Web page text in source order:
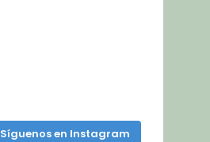
Síguenos en Instagram